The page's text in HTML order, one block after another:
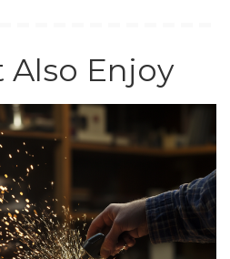
Enjoy